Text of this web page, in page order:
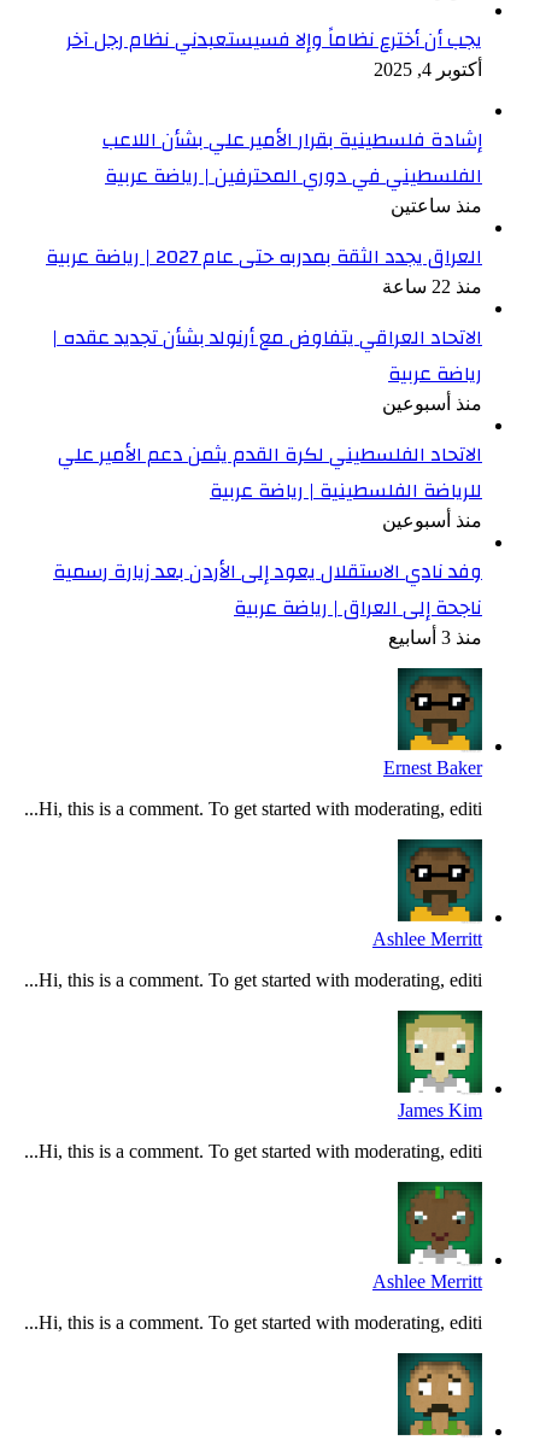
يجب أن أخترع نظاماً وإلا فسيستعبدني نظام رجل آخر
أكتوبر 4, 2025
إشادة فلسطينية بقرار الأمير علي بشأن اللاعب
الفلسطيني في دوري المحترفين | رياضة عربية
منذ ساعتين
العراق يجدد الثقة بمدربه حتى عام 2027 | رياضة عربية
منذ 22 ساعة
الاتحاد العراقي يتفاوض مع أرنولد بشأن تجديد عقده |
رياضة عربية
منذ أسبوعين
الاتحاد الفلسطيني لكرة القدم يثمن دعم الأمير علي
للرياضة الفلسطينية | رياضة عربية
منذ أسبوعين
وفد نادي الاستقلال يعود إلى الأردن بعد زيارة رسمية
ناجحة إلى العراق | رياضة عربية
منذ 3 أسابيع
Ernest Baker
Hi, this is a comment. To get started with moderating, editi...
Ashlee Merritt
Hi, this is a comment. To get started with moderating, editi...
James Kim
Hi, this is a comment. To get started with moderating, editi...
Ashlee Merritt
Hi, this is a comment. To get started with moderating, editi...